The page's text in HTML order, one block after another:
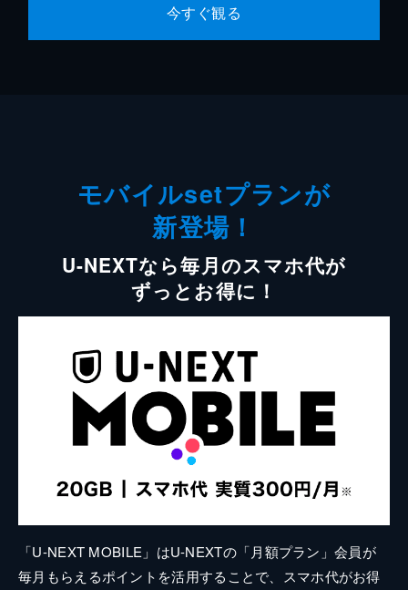
今すぐ観る
モバイルsetプランが
新登場！
U-NEXTなら毎月のスマホ代が
ずっとお得に！
「U-NEXT MOBILE」はU-NEXTの「月額プラン」会員が
毎月もらえるポイントを活用することで、スマホ代がお得